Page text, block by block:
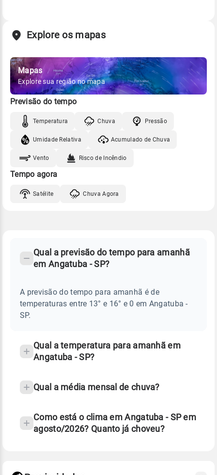
Explore os mapas
Mapas
Explore sua região no mapa
Previsão do tempo
Temperatura Chuva Pressão
Umidade Relativa Acumulado de Chuva
Vento Risco de Incêndio
Tempo agora
Satélite Chuva Agora
ANGATUBA
Perguntas
sobre
chuva
Qual a previsão do tempo para amanhã
em Angatuba - SP?
A previsão do tempo para amanhã é de
temperaturas entre 13° e 16° e 0 em Angatuba -
SP.
Qual a temperatura para amanhã em
Angatuba - SP?
Qual a média mensal de chuva?
Como está o clima em Angatuba - SP em
agosto/2026? Quanto já choveu?